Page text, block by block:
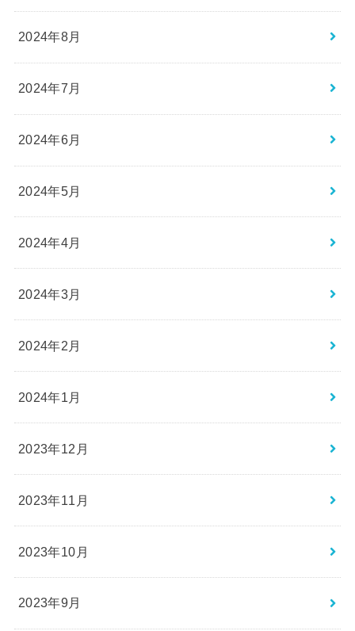
2024年8月
2024年7月
2024年6月
2024年5月
2024年4月
2024年3月
2024年2月
2024年1月
2023年12月
2023年11月
2023年10月
2023年9月